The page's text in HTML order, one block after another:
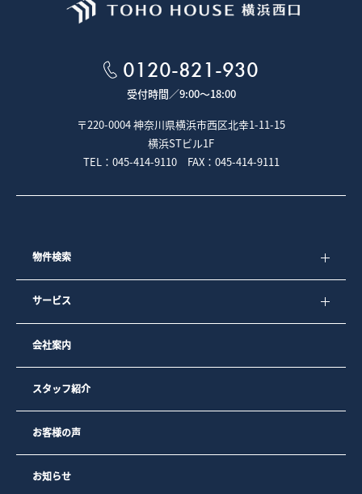
0120-821-930
受付時間／9:00～18:00
〒220-0004 神奈川県横浜市西区北幸1-11-15
横浜STビル1F
TEL：045-414-9110 FAX：045-414-9111
物件検索
サービス
会社案内
スタッフ紹介
お客様の声
お知らせ